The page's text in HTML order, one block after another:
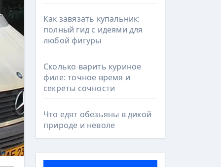
Как завязать купальник:
полный гид с идеями для
любой фигуры
Сколько варить куриное
филе: точное время и
секреты сочности
Что едят обезьяны в дикой
природе и неволе